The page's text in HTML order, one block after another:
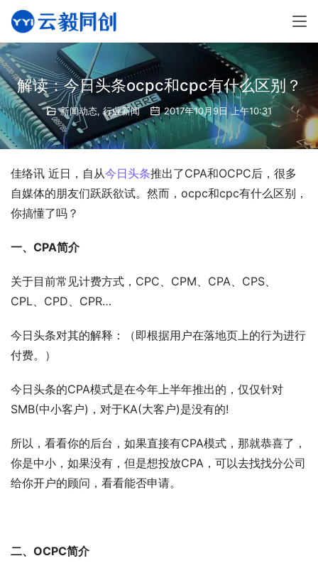
解读：今日头条ocpc和cpc有什么区别？
新闻动态,行业新闻 2017年10月9日 上午10:31
佳络讯 近日，自从今日头条推出了CPA和OCPC后，很多
自媒体的朋友们跃跃欲试。然而，ocpc和cpc有什么区别，
你搞懂了吗？
一、CPA简介
关于目前常见计费方式，CPC、CPM、CPA、CPS、
CPL、CPD、CPR…
今日头条对其的解释：（即根据用户在落地页上的行为进行
付费。）
今日头条的CPA模式是在今年上半年推出的，仅仅针对
SMB(中小客户)，对于KA(大客户)是没有的!
所以，看看你的后台，如果直接有CPA模式，那就恭喜了，
你是中小，如果没有，但是想投放CPA，可以去找找分公司
给你开户的顾问，看看能否申请。
二、OCPC简介